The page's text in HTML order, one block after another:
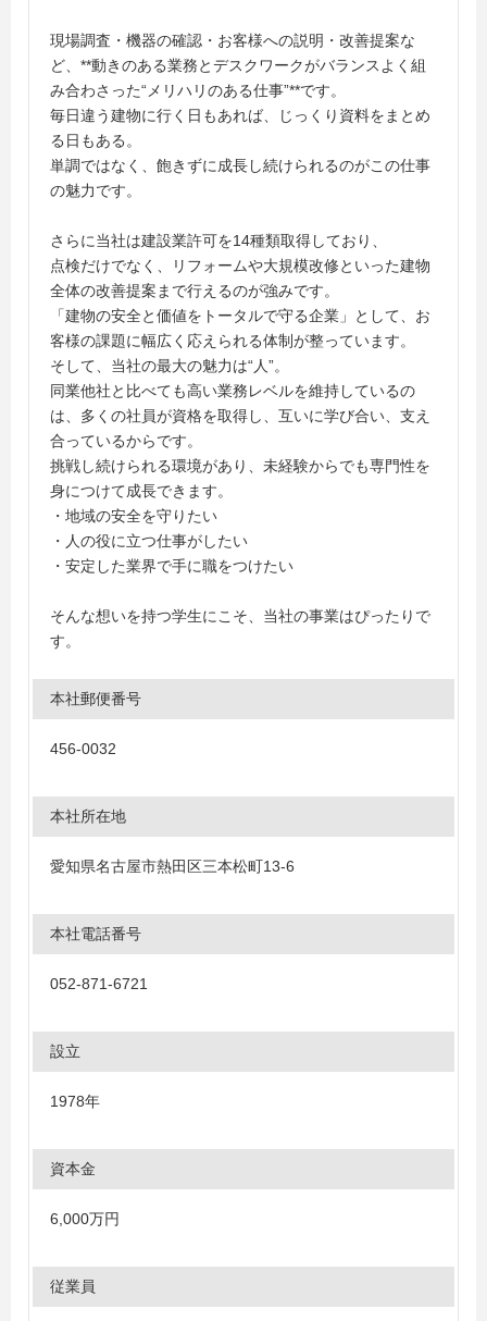
現場調査・機器の確認・お客様への説明・改善提案な
ど、**動きのある業務とデスクワークがバランスよく組
み合わさった“メリハリのある仕事”**です。
毎日違う建物に行く日もあれば、じっくり資料をまとめ
る日もある。
単調ではなく、飽きずに成長し続けられるのがこの仕事
の魅力です。
さらに当社は建設業許可を14種類取得しており、
点検だけでなく、リフォームや大規模改修といった建物
全体の改善提案まで行えるのが強みです。
「建物の安全と価値をトータルで守る企業」として、お
客様の課題に幅広く応えられる体制が整っています。
そして、当社の最大の魅力は“人”。
同業他社と比べても高い業務レベルを維持しているの
は、多くの社員が資格を取得し、互いに学び合い、支え
合っているからです。
挑戦し続けられる環境があり、未経験からでも専門性を
身につけて成長できます。
・地域の安全を守りたい
・人の役に立つ仕事がしたい
・安定した業界で手に職をつけたい
そんな想いを持つ学生にこそ、当社の事業はぴったりで
す。
本社郵便番号
456-0032
本社所在地
愛知県名古屋市熱田区三本松町13-6
本社電話番号
052-871-6721
設立
1978年
資本金
6,000万円
従業員